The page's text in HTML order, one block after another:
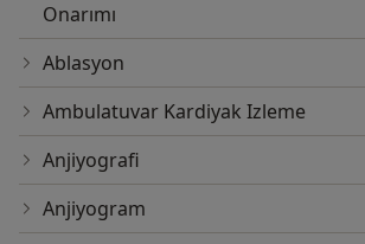
Yıldız. aile hayatıyla kariyerini
ve sağlık alanındaki çalışmalarına
etmektedir.
Onarımı
Ablasyon
Ambulatuvar Kardiyak Izleme
Anjiyografi
Anjiyogram